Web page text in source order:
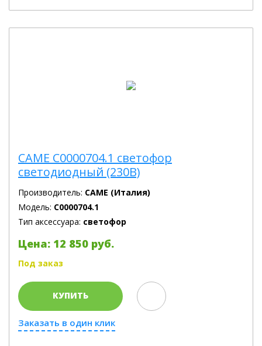
CAME C0000704.1 светофор
светодиодный (230В)
Производитель: CAME (Италия)
Модель: C0000704.1
Тип аксессуара: светофор
Цена: 12 850 руб.
Под заказ
КУПИТЬ
Заказать в один клик